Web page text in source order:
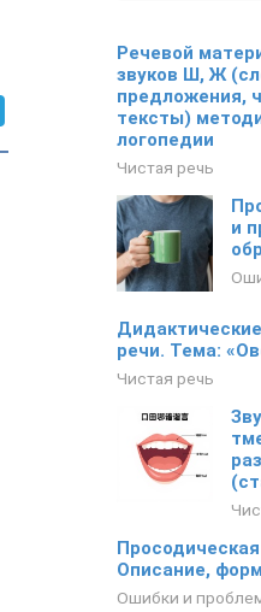
Речевой
звуков Ш, Ж
предложения,
тексты)
логопедии
Чистая речь
и
речи. Тема:
Чистая речь
Описание,
Ошибки и